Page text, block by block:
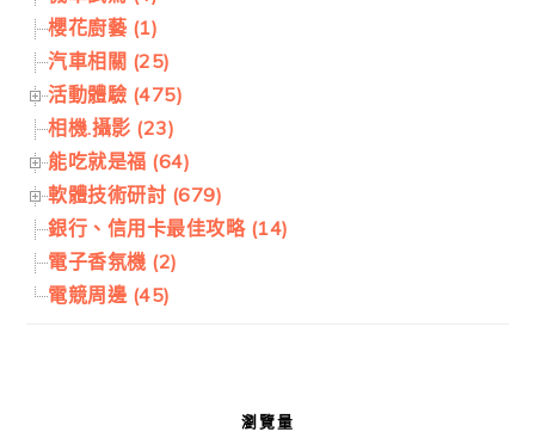
櫻花廚藝 (1)
汽車相關 (25)
活動體驗 (475)
相機.攝影 (23)
能吃就是福 (64)
軟體技術研討 (679)
銀行、信用卡最佳攻略 (14)
電子香氛機 (2)
電競周邊 (45)
瀏覽量